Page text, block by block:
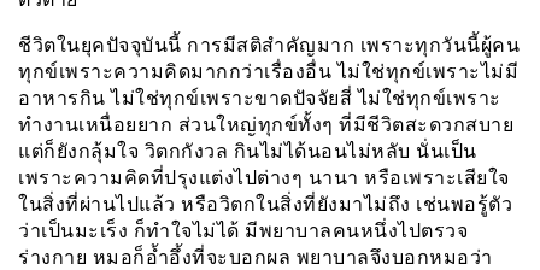
ชีวิตในยุคปัจจุบันนี้ การมีสติสำคัญมาก เพราะทุกวันนี้ผู้คน
ทุกข์เพราะความคิดมากกว่าเรื่องอื่น ไม่ใช่ทุกข์เพราะไม่มี
อาหารกิน ไม่ใช่ทุกข์เพราะขาดปัจจัยสี่ ไม่ใช่ทุกข์เพราะ
ทำงานเหนื่อยยาก ส่วนใหญ่ทุกข์ทั้งๆ ที่มีชีวิตสะดวกสบาย
แต่ก็ยังกลุ้มใจ วิตกกังวล กินไม่ได้นอนไม่หลับ นั่นเป็น
เพราะความคิดที่ปรุงแต่งไปต่างๆ นานา หรือเพราะเสียใจ
ในสิ่งที่ผ่านไปแล้ว หรือวิตกในสิ่งที่ยังมาไม่ถึง เช่นพอรู้ตัว
ว่าเป็นมะเร็ง ก็ทำใจไม่ได้ มีพยาบาลคนหนึ่งไปตรวจ
ร่างกาย หมอก็อ้ำอึ้งที่จะบอกผล พยาบาลจึงบอกหมอว่า